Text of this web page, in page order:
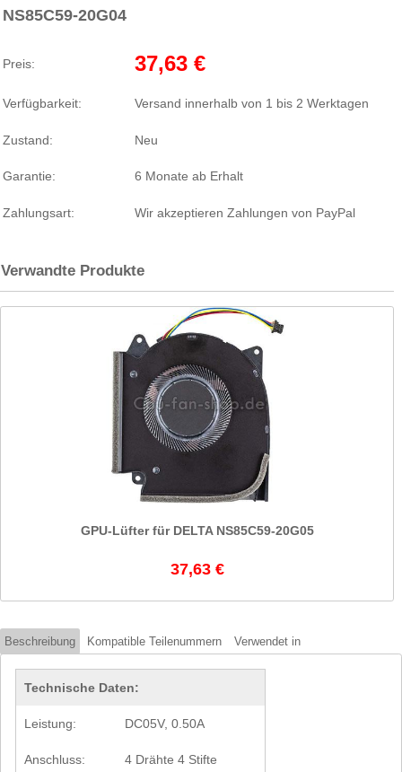
NS85C59-20G04
Preis: 37,63 €
Verfügbarkeit: Versand innerhalb von 1 bis 2 Werktagen
Zustand: Neu
Garantie: 6 Monate ab Erhalt
Zahlungsart: Wir akzeptieren Zahlungen von PayPal
Verwandte Produkte
GPU-Lüfter für DELTA NS85C59-20G05
37,63 €
Beschreibung Kompatible Teilenummern Verwendet in
Technische Daten:
Leistung: DC05V, 0.50A
Anschluss: 4 Drähte 4 Stifte